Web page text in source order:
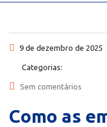
9 de dezembro de 2025
Categorias:
Sem comentários
Como as